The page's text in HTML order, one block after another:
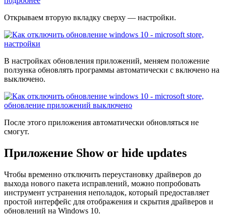
Открываем вторую вкладку сверху — настройки.
В настройках обновления приложений, меняем положение
ползунка обновлять программы автоматически с включено на
выключено.
После этого приложения автоматически обновляться не
смогут.
Приложение Show or hide updates
Чтобы временно отключить переустановку драйверов до
выхода нового пакета исправлений, можно попробовать
инструмент устранения неполадок, который предоставляет
простой интерфейс для отображения и скрытия драйверов и
обновлений на Windows 10.